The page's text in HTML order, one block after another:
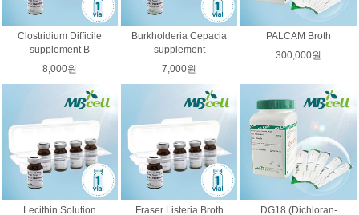
Clostridium Difficile
supplement B
8,000원
Burkholderia Cepacia
supplement
7,000원
PALCAM Broth
300,000원
Lecithin Solution
Fraser Listeria Broth
DG18 (Dichloran-